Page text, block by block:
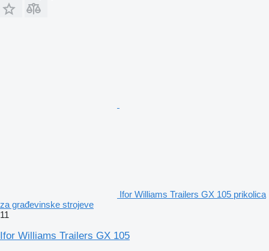
Ifor Williams Trailers GX 105 prikolica
za građevinske strojeve
11
Ifor Williams Trailers GX 105